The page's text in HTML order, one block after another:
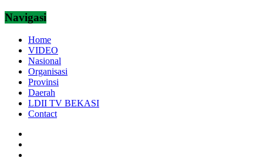
Navigasi
Home
VIDEO
Nasional
Organisasi
Provinsi
Daerah
LDII TV BEKASI
Contact